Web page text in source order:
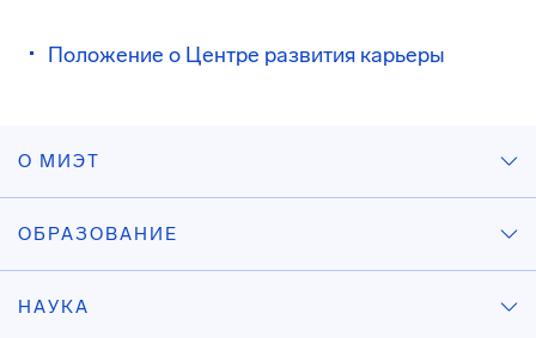
Положение о Центре развития карьеры
О МИЭТ
ОБРАЗОВАНИЕ
НАУКА